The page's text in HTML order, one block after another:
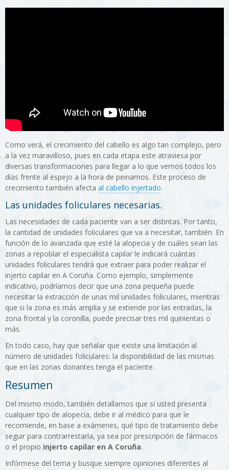
Como verá, el crecimiento del cabello es algo tan complejo, pero
a la vez maravilloso, pues en cada etapa este atraviesa por
diversas transformaciones para llegar a lo que vemos todos los
días frente al espejo a la hora de peinarnos. Este proceso de
crecimiento también afecta al cabello injertado.
Las unidades foliculares necesarias.
Las necesidades de cada paciente van a ser distintas. Por tanto,
la cantidad de unidades foliculares que va a necesitar, también. En
función de lo avanzada que esté la alopecia y de cuáles sean las
zonas a repoblar el especialista capilar le indicará cuántas
unidades foliculares tendrá que extraer para poder realizar el
injerto capilar en A Coruña. Como ejemplo, simplemente
indicativo, podríamos decir que una zona pequeña puede
necesitar la extracción de unas mil unidades foliculares, mientras
que si la zona es más amplia y se extiende por las entradas, la
zona frontal y la coronilla, puede precisar tres mil quinientas o
más.
En todo caso, hay que señalar que existe una limitación al
número de unidades foliculares: la disponibilidad de las mismas
que en las zonas donantes tenga el paciente.
Resumen
Del mismo modo, también detallamos que si usted presenta
cualquier tipo de alopecia, debe ir al médico para que le
recomiende, en base a exámenes, qué tipo de tratamiento debe
seguir para contrarrestarla, ya sea por prescripción de fármacos
o el propio injerto capilar en A Coruña.
Infórmese del tema y busque siempre opiniones diferentes al